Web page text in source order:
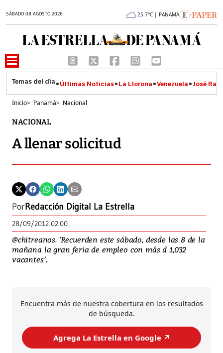
SÁBADO 08 AGOSTO 2026 25.7°C | PANAMÁ
Últimas Noticias La Llorona Venezuela José
Inicio> Panamá> Nacional
NACIONAL
A llenar solicitud
PorRedacción Digital La Estrella
28/09/2012 02:00
@chitreanos. ‘Recuerden este sábado, desde las 8 de la
mañana la gran feria de empleo con más d 1,032
vacantes’.
Encuentra más de nuestra cobertura en los resultados
de búsqueda.
Agrega La Estrella en Google ↗️